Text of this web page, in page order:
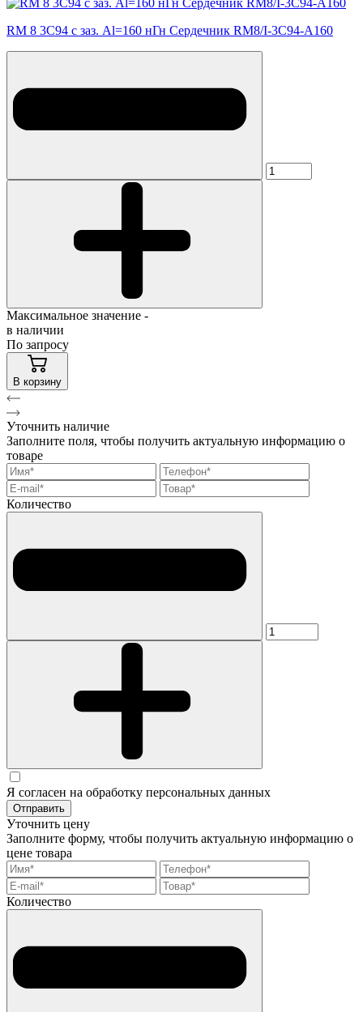
RM 8 3C94 с заз. Al=160 нГн Сердечник RM8/I-3C94-A160
Максимальное значение -
в наличии
По запросу
В корзину
Уточнить наличие
Заполните поля, чтобы получить актуальную информацию о
товаре
Количество
Я согласен на обработку персональных данных
Отправить
Уточнить цену
Заполните форму, чтобы получить актуальную информацию о
цене товара
Количество